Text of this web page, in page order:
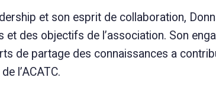
et son esprit de collaboration,
et des objectifs de l’association. Son
de partage des connaissances a
l’ACATC.